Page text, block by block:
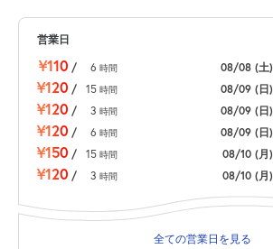
営業日
¥110 / 6 時間 08/08 (土)
¥120 / 15 時間 08/09 (日)
¥120 / 3 時間 08/09 (日)
¥120 / 6 時間 08/09 (日)
¥150 / 15 時間 08/10 (月)
¥120 / 3 時間 08/10 (月)
全ての営業日を見る